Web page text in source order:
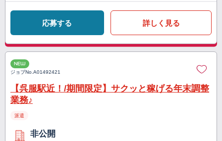
応募する 詳しく見る
NEW
ジョブNo.A01492421
【呉服駅近！/期間限定】サクッと稼げる年末調整
業務♪
派遣
非公開